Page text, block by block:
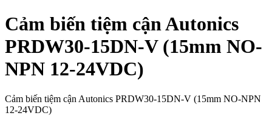
Cảm biến tiệm cận Autonics
PRDW30-15DN-V (15mm NO-
NPN 12-24VDC)
Cảm biến tiệm cận Autonics PRDW30-15DN-V (15mm NO-NPN
12-24VDC)